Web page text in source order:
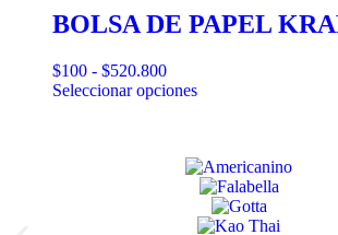
BOLSA DE PAPEL
$100 - $520.800
Seleccionar opciones